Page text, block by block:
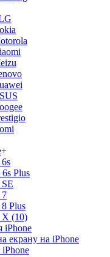
+
Plus
7
Plus
X (10)
iPhone
екрану на iPhone
iPhone